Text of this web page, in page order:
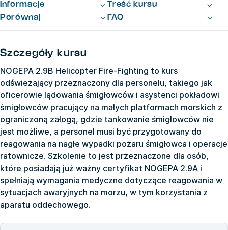
Informacje
Treść kursu
Porównaj
FAQ
Szczegóły kursu
NOGEPA 2.9B Helicopter Fire-Fighting to kurs
odświeżający przeznaczony dla personelu, takiego jak
oficerowie lądowania śmigłowców i asystenci pokładowi
śmigłowców pracujący na małych platformach morskich z
ograniczoną załogą, gdzie tankowanie śmigłowców nie
jest możliwe, a personel musi być przygotowany do
reagowania na nagłe wypadki pożaru śmigłowca i operacje
ratownicze. Szkolenie to jest przeznaczone dla osób,
które posiadają już ważny certyfikat NOGEPA 2.9A i
spełniają wymagania medyczne dotyczące reagowania w
sytuacjach awaryjnych na morzu, w tym korzystania z
aparatu oddechowego.